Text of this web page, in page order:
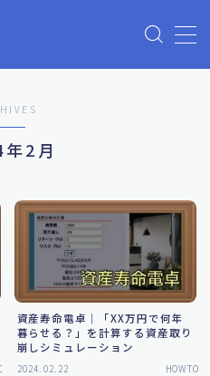
2月
資産寿命電卓｜「XX万円で何年
暮らせる？」を計算する資産取り
崩しシミュレーション
2024.02.22 HOWTO